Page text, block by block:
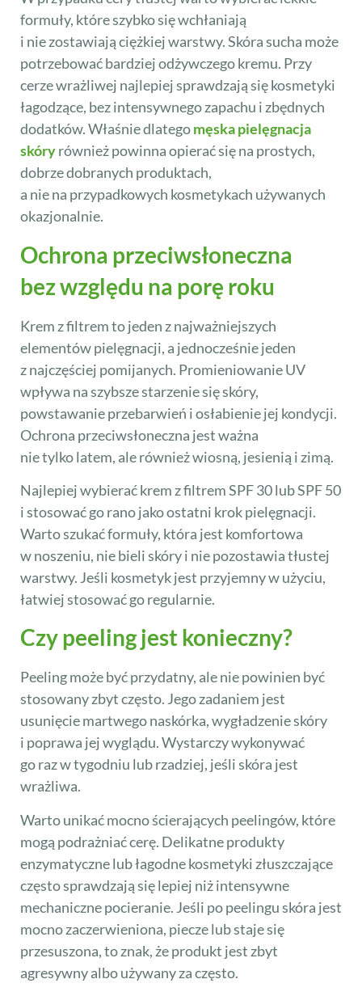
formuły, które szybko się wchłaniają
i nie zostawiają ciężkiej warstwy. Skóra sucha może
potrzebować bardziej odżywczego kremu. Przy
cerze wrażliwej najlepiej sprawdzają się kosmetyki
łagodzące, bez intensywnego zapachu i zbędnych
dodatków. Właśnie dlategomęska pielęgnacja
skóryrównież powinna opierać się na prostych,
dobrze dobranych produktach,
a nie na przypadkowych kosmetykach używanych
okazjonalnie.
Ochrona przeciwsłoneczna
bez względu na porę roku
Krem z filtrem to jeden z najważniejszych
elementów pielęgnacji, a jednocześnie jeden
z najczęściej pomijanych. Promieniowanie UV
wpływa na szybsze starzenie się skóry,
powstawanie przebarwień i osłabienie jej kondycji.
Ochrona przeciwsłoneczna jest ważna
nie tylko latem, ale również wiosną, jesienią i zimą.
Najlepiej wybierać krem z filtrem SPF 30 lub SPF 50
i stosować go rano jako ostatni krok pielęgnacji.
Warto szukać formuły, która jest komfortowa
w noszeniu, nie bieli skóry i nie pozostawia tłustej
warstwy. Jeśli kosmetyk jest przyjemny w użyciu,
łatwiej stosować go regularnie.
Czy peeling jest konieczny?
Peeling może być przydatny, ale nie powinien być
stosowany zbyt często. Jego zadaniem jest
usunięcie martwego naskórka, wygładzenie skóry
i poprawa jej wyglądu. Wystarczy wykonywać
go raz w tygodniu lub rzadziej, jeśli skóra jest
wrażliwa.
Warto unikać mocno ścierających peelingów, które
mogą podrażniać cerę. Delikatne produkty
enzymatyczne lub łagodne kosmetyki złuszczające
często sprawdzają się lepiej niż intensywne
mechaniczne pocieranie. Jeśli po peelingu skóra jest
mocno zaczerwieniona, piecze lub staje się
przesuszona, to znak, że produkt jest zbyt
agresywny albo używany za często.